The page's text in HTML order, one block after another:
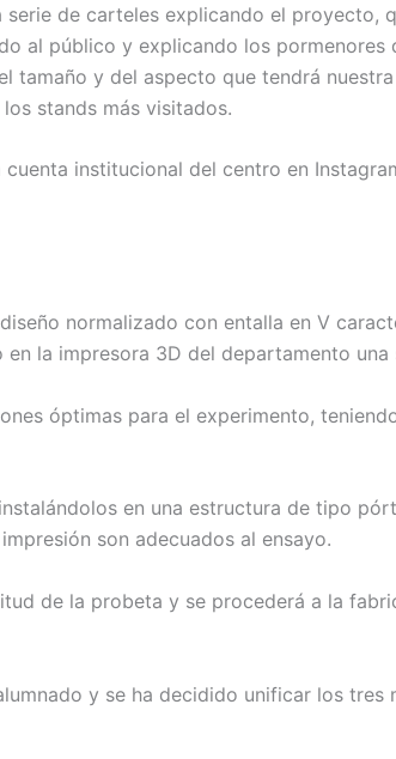
de carteles explicando el proyecto,
al público y explicando los pormenores
tamaño y del aspecto que tendrá
stands más visitados.
institucional del centro en
normalizado con entalla en V
la impresora 3D del departamento
óptimas para el experimento,
en una estructura de tipo
son adecuados al ensayo.
de la probeta y se procederá a la
y se ha decidido unificar los tres